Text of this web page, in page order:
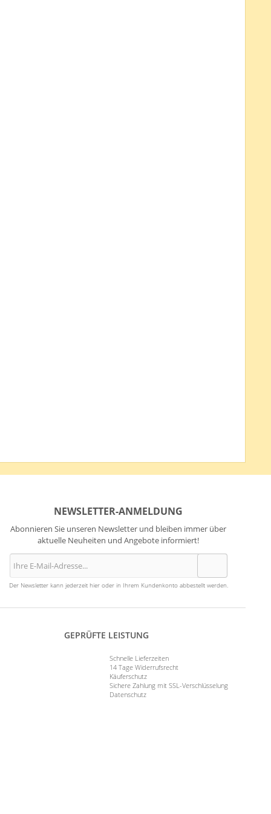
NEWSLETTER-ANMELDUNG
Abonnieren Sie unseren Newsletter und bleiben immer über
aktuelle Neuheiten und Angebote informiert!
Der Newsletter kann jederzeit hier oder in Ihrem Kundenkonto abbestellt werden.
GEPRÜFTE LEISTUNG
Schnelle Lieferzeiten
14 Tage Widerrufsrecht
Käuferschutz
Sichere Zahlung mit SSL-Verschlüsselung
Datenschutz